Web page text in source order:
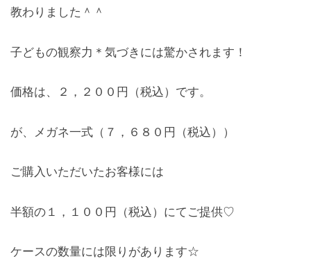
教わりました＾＾
子どもの観察力＊気づきには驚かされます！
価格は、２，２００円（税込）です。
が、メガネ一式（７，６８０円（税込））
ご購入いただいたお客様には
半額の１，１００円（税込）にてご提供♡
ケースの数量には限りがあります☆